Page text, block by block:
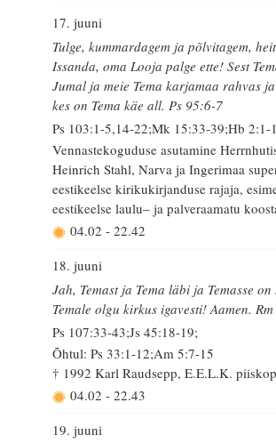
17. juuni
Tulge, kummardagem ja põlvitagem,
Issanda, oma Looja palge ette! Sest
Jumal ja meie Tema karjamaa rahvas
kes on Tema käe all. Ps 95:6-7
Ps 103:1-5,14-22;Mk 15:33-39;Hb 2:1-
Vennastekoguduse asutamine
Heinrich Stahl, Narva ja Ingerimaa
eestikeelse kirikukirjanduse rajaja,
eestikeelse laulu– ja palveraamatu
04.02 - 22.42
18. juuni
Jah, Temast ja Tema läbi ja Temasse on
Temale olgu kirkus igavesti! Aamen.
Ps 107:33-43;Js 45:18-19;
Õhtul: Ps 33:1-12;Am 5:7-15
† 1992 Karl Raudsepp, E.E.L.K.
04.02 - 22.43
19. juuni